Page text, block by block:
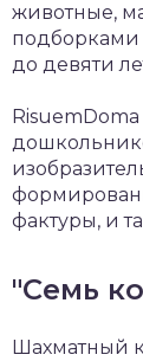
животные,
подборками
до девяти
фактуры, и
"Семь
Шахматный